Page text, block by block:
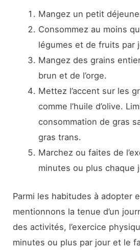
Mangez un petit
Consommez au moins
légumes et de fruits par
Mangez des grains
brun et de l’orge.
Mettez l’accent sur les
comme l’huile d’olive.
consommation de gras
gras trans.
Marchez ou faites de
minutes ou plus chaque
Parmi les habitudes à adopter
mentionnons la tenue d’un
des activités, l’exercice
minutes ou plus par jour et le